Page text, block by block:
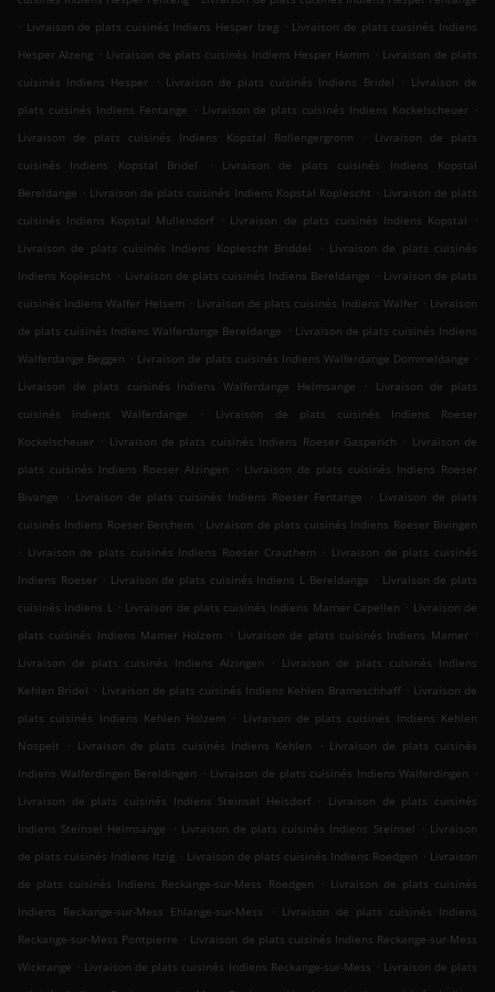
. Livraison de plats cuisinés Indiens Hesper Izeg . Livraison de plats cuisinés Indiens
Hesper Alzeng . Livraison de plats cuisinés Indiens Hesper Hamm . Livraison de plats
cuisinés Indiens Hesper
. Livraison de plats cuisinés Indiens Bridel . Livraison de
plats cuisinés Indiens Fentange . Livraison de plats cuisinés Indiens Kockelscheuer .
Livraison de plats cuisinés Indiens Kopstal Rollengergronn
.
Livraison de plats
cuisinés Indiens Kopstal Bridel
.
Livraison de plats cuisinés Indiens Kopstal
Bereldange . Livraison de plats cuisinés Indiens Kopstal Koplescht . Livraison de plats
cuisinés Indiens Kopstal Mullendorf . Livraison de plats cuisinés Indiens Kopstal
.
Livraison de plats cuisinés Indiens Koplescht Briddel
. Livraison de plats cuisinés
Indiens Koplescht . Livraison de plats cuisinés Indiens Bereldange . Livraison de plats
cuisinés Indiens Walfer Helsem . Livraison de plats cuisinés Indiens Walfer . Livraison
de plats cuisinés Indiens Walferdange Bereldange . Livraison de plats cuisinés Indiens
Walferdange Beggen . Livraison de plats cuisinés Indiens Walferdange Dommeldange .
Livraison de plats cuisinés Indiens Walferdange Helmsange
.
Livraison de plats
cuisinés Indiens Walferdange
.
Livraison de plats cuisinés Indiens Roeser
Kockelscheuer . Livraison de plats cuisinés Indiens Roeser Gasperich . Livraison de
plats cuisinés Indiens Roeser Alzingen
. Livraison de plats cuisinés Indiens Roeser
Bivange
. Livraison de plats cuisinés Indiens Roeser Fentange . Livraison de plats
cuisinés Indiens Roeser Berchem . Livraison de plats cuisinés Indiens Roeser Bivingen
. Livraison de plats cuisinés Indiens Roeser Crauthem . Livraison de plats cuisinés
Indiens Roeser . Livraison de plats cuisinés Indiens L Bereldange . Livraison de plats
cuisinés Indiens L . Livraison de plats cuisinés Indiens Mamer Capellen . Livraison de
plats cuisinés Indiens Mamer Holzem
. Livraison de plats cuisinés Indiens Mamer .
Livraison de plats cuisinés Indiens Alzingen
. Livraison de plats cuisinés Indiens
Kehlen Bridel . Livraison de plats cuisinés Indiens Kehlen Brameschhaff . Livraison de
plats cuisinés Indiens Kehlen Holzem
. Livraison de plats cuisinés Indiens Kehlen
Nospelt
. Livraison de plats cuisinés Indiens Kehlen . Livraison de plats cuisinés
Indiens Walferdingen Bereldingen . Livraison de plats cuisinés Indiens Walferdingen .
Livraison de plats cuisinés Indiens Steinsel Heisdorf . Livraison de plats cuisinés
Indiens Steinsel Helmsange
. Livraison de plats cuisinés Indiens Steinsel . Livraison
de plats cuisinés Indiens Itzig . Livraison de plats cuisinés Indiens Roedgen . Livraison
de plats cuisinés Indiens Reckange-sur-Mess Roedgen
. Livraison de plats cuisinés
Indiens Reckange-sur-Mess Ehlange-sur-Mess
. Livraison de plats cuisinés Indiens
Reckange-sur-Mess Pontpierre . Livraison de plats cuisinés Indiens Reckange-sur-Mess
Wickrange . Livraison de plats cuisinés Indiens Reckange-sur-Mess . Livraison de plats